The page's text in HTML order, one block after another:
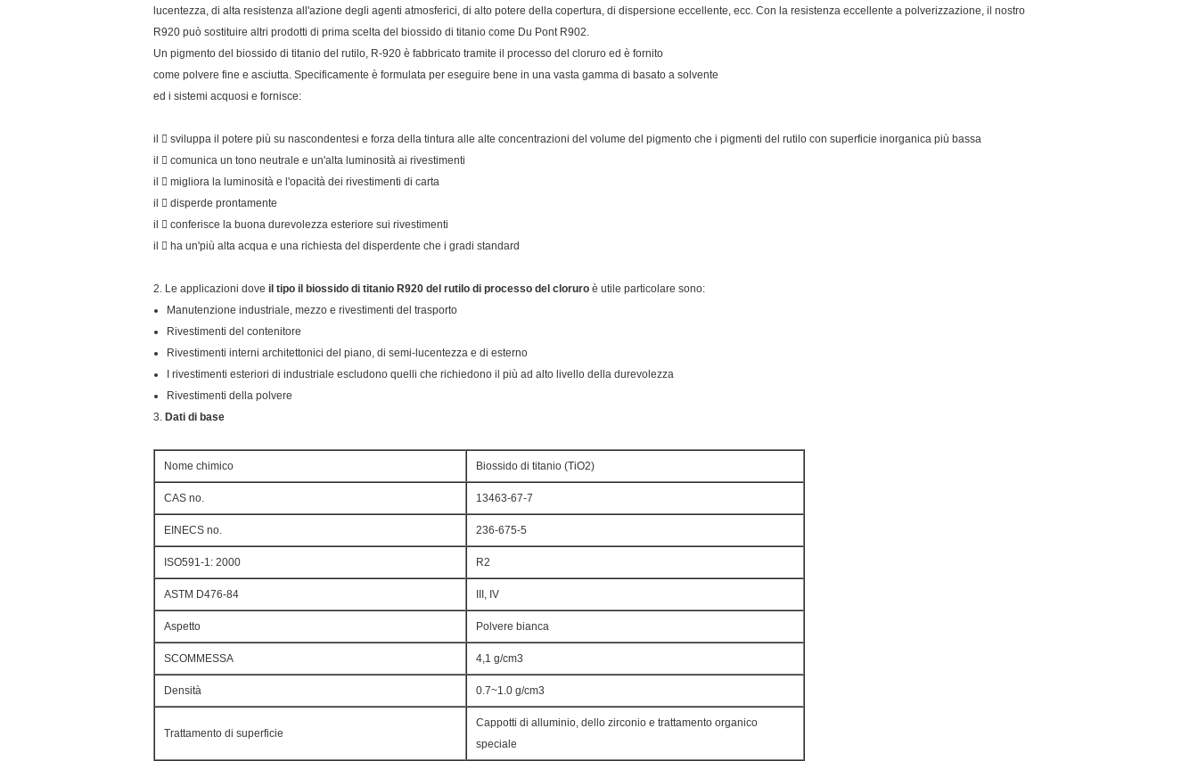
lucentezza, di alta resistenza all'azione degli agenti atmosferici, di alto potere della copertura, di dispersione eccellente, ecc. Con la resistenza eccellente a polverizzazione, il nostro
R920 può sostituire altri prodotti di prima scelta del biossido di titanio come Du Pont R902.
Un pigmento del biossido di titanio del rutilo, R-920 è fabbricato tramite il processo del cloruro ed è fornito
come polvere fine e asciutta. Specificamente è formulata per eseguire bene in una vasta gamma di basato a solvente
ed i sistemi acquosi e fornisce:
il  sviluppa il potere più su nascondentesi e forza della tintura alle alte concentrazioni del volume del pigmento che i pigmenti del rutilo con superficie inorganica più bassa
il  comunica un tono neutrale e un'alta luminosità ai rivestimenti
il  migliora la luminosità e l'opacità dei rivestimenti di carta
il  disperde prontamente
il  conferisce la buona durevolezza esteriore sui rivestimenti
il  ha un'più alta acqua e una richiesta del disperdente che i gradi standard
2. Le applicazioni dove il tipo il biossido di titanio R920 del rutilo di processo del cloruro è utile particolare sono:
Manutenzione industriale, mezzo e rivestimenti del trasporto
Rivestimenti del contenitore
Rivestimenti interni architettonici del piano, di semi-lucentezza e di esterno
I rivestimenti esteriori di industriale escludono quelli che richiedono il più ad alto livello della durevolezza
Rivestimenti della polvere
3. Dati di base
Nome chimico Biossido di titanio (TiO2)
CAS no. 13463-67-7
EINECS no. 236-675-5
ISO591-1: 2000 R2
ASTM D476-84 III, IV
Aspetto Polvere bianca
SCOMMESSA 4,1 g/cm3
Densità 0.7~1.0 g/cm3
Trattamento di superficie
Cappotti di alluminio, dello zirconio e trattamento organico
speciale